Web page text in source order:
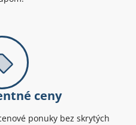
ceny
ponuky bez skrytých